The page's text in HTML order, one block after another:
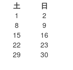
土
日
1
2
8
9
15
16
22
23
29
30